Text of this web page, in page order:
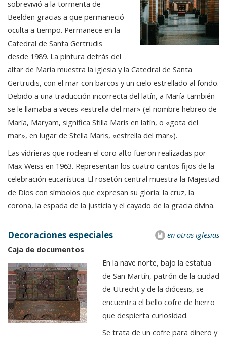
sobrevivió a la tormenta de
Beelden gracias a que permaneció
oculta a tiempo. Permanece en la
Catedral de Santa Gertrudis
desde 1989. La pintura detrás del
altar de María muestra la iglesia y la Catedral de Santa
Gertrudis, con el mar con barcos y un cielo estrellado al fondo.
Debido a una traducción incorrecta del latín, a María también
se le llamaba a veces «estrella del mar» (el nombre hebreo de
María, Maryam, significa Stilla Maris en latín, o «gota del
mar», en lugar de Stella Maris, «estrella del mar»).
Las vidrieras que rodean el coro alto fueron realizadas por
Max Weiss en 1963. Representan los cuatro cantos fijos de la
celebración eucarística. El rosetón central muestra la Majestad
de Dios con símbolos que expresan su gloria: la cruz, la
corona, la espada de la justicia y el cayado de la gracia divina.
en otras iglesias
Decoraciones especiales
Caja de documentos
En la nave norte, bajo la estatua
de San Martín, patrón de la ciudad
de Utrecht y de la diócesis, se
encuentra el bello cofre de hierro
que despierta curiosidad.
Se trata de un cofre para dinero y